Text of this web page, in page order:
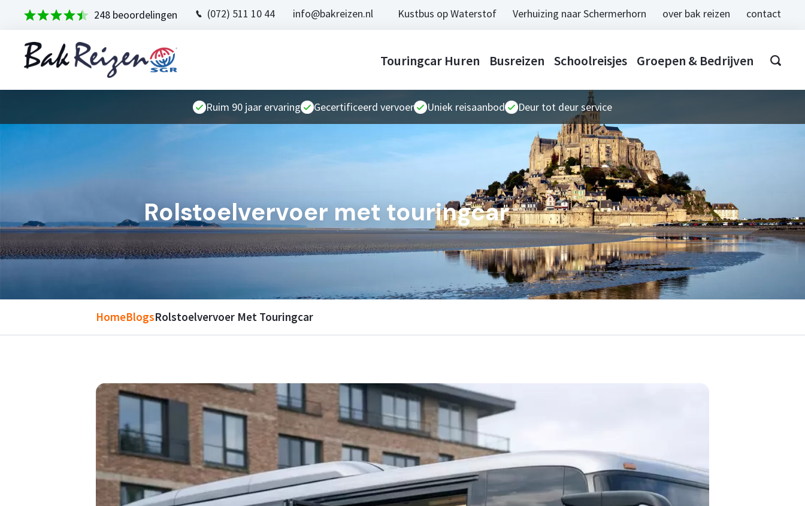
248 beoordelingen (072) 511 10 44 info@bakreizen.nl Kustbus op Waterstof Verhuizing naar Schermerhorn over bak reizen contact
Touringcar Huren Busreizen Schoolreisjes Groepen & Bedrijven
Ruim 90 jaar ervaring Gecertificeerd vervoer Uniek reisaanbod Deur tot deur service
Rolstoelvervoer met touringcar
HomeBlogsRolstoelvervoer Met Touringcar